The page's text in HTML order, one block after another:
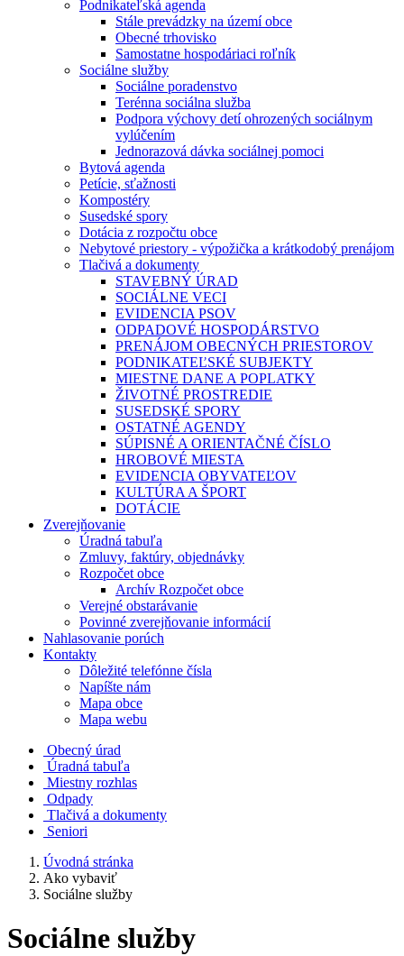
Podnikateľská agenda
Stále prevádzky na území obce
Obecné trhovisko
Samostatne hospodáriaci roľník
Sociálne služby
Sociálne poradenstvo
Terénna sociálna služba
Podpora výchovy detí ohrozených sociálnym
vylúčením
Jednorazová dávka sociálnej pomoci
Bytová agenda
Petície, sťažnosti
Kompostéry
Susedské spory
Dotácia z rozpočtu obce
Nebytové priestory - výpožička a krátkodobý prenájom
Tlačivá a dokumenty
STAVEBNÝ ÚRAD
SOCIÁLNE VECI
EVIDENCIA PSOV
ODPADOVÉ HOSPODÁRSTVO
PRENÁJOM OBECNÝCH PRIESTOROV
PODNIKATEĽSKÉ SUBJEKTY
MIESTNE DANE A POPLATKY
ŽIVOTNÉ PROSTREDIE
SUSEDSKÉ SPORY
OSTATNÉ AGENDY
SÚPISNÉ A ORIENTAČNÉ ČÍSLO
HROBOVÉ MIESTA
EVIDENCIA OBYVATEĽOV
KULTÚRA A ŠPORT
DOTÁCIE
Zverejňovanie
Úradná tabuľa
Zmluvy, faktúry, objednávky
Rozpočet obce
Archív Rozpočet obce
Verejné obstarávanie
Povinné zverejňovanie informácií
Nahlasovanie porúch
Kontakty
Dôležité telefónne čísla
Napíšte nám
Mapa obce
Mapa webu
Obecný úrad
Úradná tabuľa
Miestny rozhlas
Odpady
Tlačivá a dokumenty
Seniori
Úvodná stránka
Ako vybaviť
Sociálne služby
Sociálne služby